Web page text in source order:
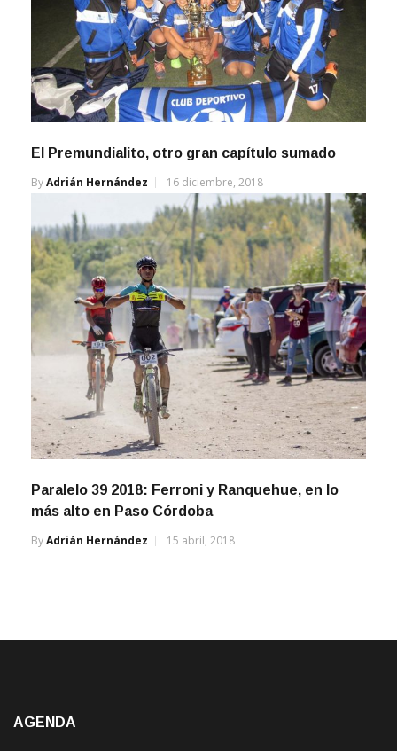
El Premundialito, otro gran capítulo sumado
ByAdrián Hernández 16 diciembre, 2018
Paralelo 39 2018: Ferroni y Ranquehue, en lo
más alto en Paso Córdoba
ByAdrián Hernández 15 abril, 2018
AGENDA